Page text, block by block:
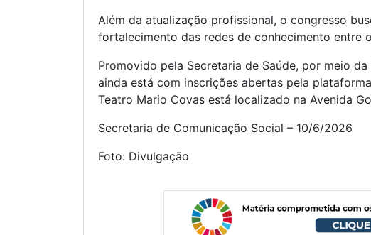
Além da atualização profissional, o congresso
fortalecimento das redes de conhecimento entre
Promovido pela Secretaria de Saúde, por meio
ainda está com inscrições abertas pela
Teatro Mario Covas está localizado na Avenida
Secretaria de Comunicação Social – 10/6/2026
Foto: Divulgação